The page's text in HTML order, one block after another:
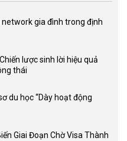
network gia đình trong định
lược sinh lời hiệu quả
thái
du học “Dày hoạt động
Giai Đoạn Chờ Visa Thành